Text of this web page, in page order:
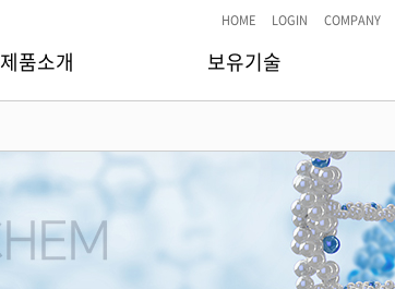
HOME LOGIN COMPANY
제품소개 보유기술